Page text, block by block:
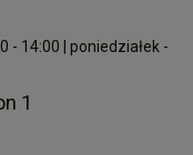
- 14:00 | poniedziałek -
1